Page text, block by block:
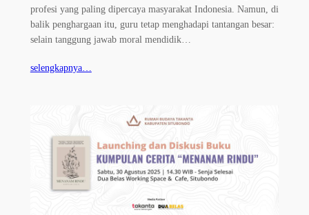
profesi yang paling dipercaya masyarakat Indonesia. Namun, di
balik penghargaan itu, guru tetap menghadapi tantangan besar:
selain tanggung jawab moral mendidik…
selengkapnya…